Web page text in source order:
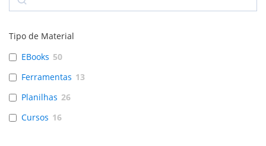
Tipo de Material
EBooks 50
Ferramentas 13
Planilhas 26
Cursos 16